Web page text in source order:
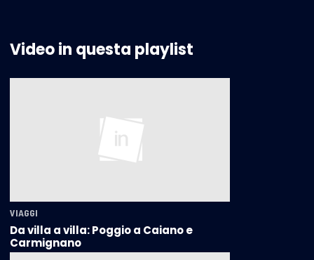
Video in questa playlist
VIAGGI
Da villa a villa: Poggio a Caiano e
Carmignano